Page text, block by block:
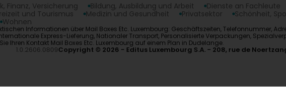
Finanz, Versicherung Bildung, Ausbildung und Arbeit Dienste an Fachleute
und Tourismus Medizin und Gesundheit Privatsektor
Schönheit,
Wohnen
Informationen über Mail Boxes Etc. Luxembourg: Geschäftszeiten, Telefonnummer,
Express-Lieferung, Nationaler Transport, Personalisierte Verpackungen,
Ihren Kontakt Mail Boxes Etc. Luxembourg auf einem Plan in Dudelange.
1.0.2606.0809Copyright © 2026 Editus Luxembourg S.A. 208, rue de